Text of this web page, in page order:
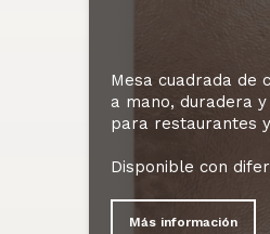
Mesa cuadrada de
a mano, duradera
para restaurantes
Disponible con
Más información